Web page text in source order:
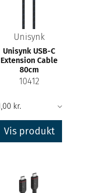
Unisynk
Unisynk USB-C
Extension Cable
80cm
10412
Vis produkt